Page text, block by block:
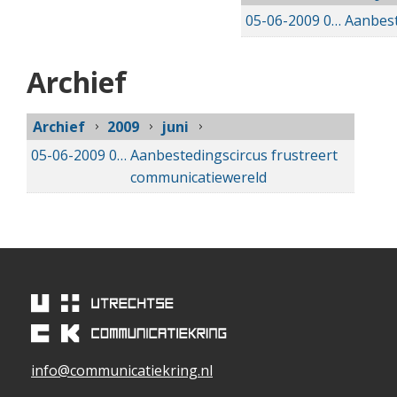
05-06-2009 05-06-2009 00:00
Archief
Archief 2009
juni
05-06-2009 05-06-2009 00:00
Aanbestedingscircus frustreert
communicatiewereld
info@communicatiekring.nl